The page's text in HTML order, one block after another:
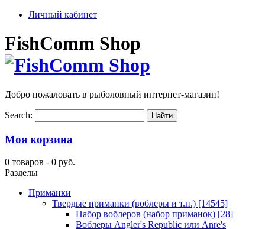
Личный кабинет
FishComm Shop
Добро пожаловать в рыболовный интернет-магазин!
Search:
Моя корзина
0 товаров - 0 руб.
Разделы
Приманки
Твердые приманки (воблеры и т.п.) [14545]
Набор воблеров (набор приманок) [28]
Воблеры Angler's Republic или Anre's